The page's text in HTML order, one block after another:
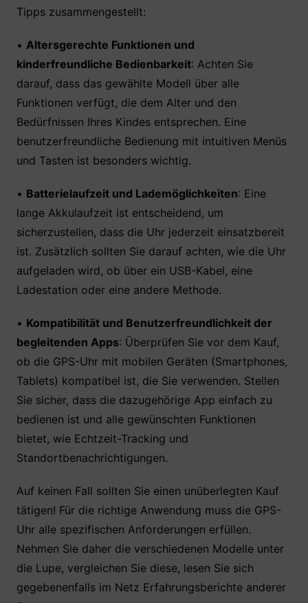
Tipps zusammengestellt:
• Altersgerechte Funktionen und
kinderfreundliche Bedienbarkeit: Achten Sie
darauf, dass das gewählte Modell über alle
Funktionen verfügt, die dem Alter und den
Bedürfnissen Ihres Kindes entsprechen. Eine
benutzerfreundliche Bedienung mit intuitiven Menüs
und Tasten ist besonders wichtig.
• Batterielaufzeit und Lademöglichkeiten: Eine
lange Akkulaufzeit ist entscheidend, um
sicherzustellen, dass die Uhr jederzeit einsatzbereit
ist. Zusätzlich sollten Sie darauf achten, wie die Uhr
aufgeladen wird, ob über ein USB-Kabel, eine
Ladestation oder eine andere Methode.
• Kompatibilität und Benutzerfreundlichkeit der
begleitenden Apps: Überprüfen Sie vor dem Kauf,
ob die GPS-Uhr mit mobilen Geräten (Smartphones,
Tablets) kompatibel ist, die Sie verwenden. Stellen
Sie sicher, dass die dazugehörige App einfach zu
bedienen ist und alle gewünschten Funktionen
bietet, wie Echtzeit-Tracking und
Standortbenachrichtigungen.
Auf keinen Fall sollten Sie einen unüberlegten Kauf
tätigen! Für die richtige Anwendung muss die GPS-
Uhr alle spezifischen Anforderungen erfüllen.
Nehmen Sie daher die verschiedenen Modelle unter
die Lupe, vergleichen Sie diese, lesen Sie sich
gegebenenfalls im Netz Erfahrungsberichte anderer